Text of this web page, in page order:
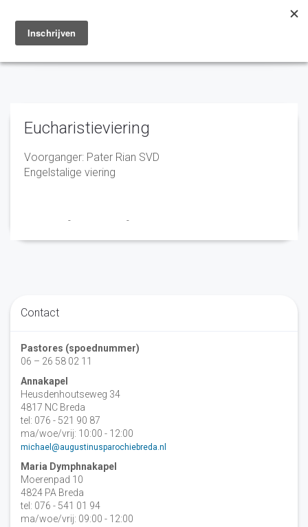
Toggle
navigation
Eucharistieviering
Voorganger: Pater Rian SVD
Engelstalige viering
- -
Contact
Pastores (spoednummer)
06 – 26 58 02 11
Annakapel
Heusdenhoutseweg 34
4817 NC Breda
tel: 076 - 521 90 87
ma/woe/vrij: 10:00 - 12:00
michael@augustinusparochiebreda.nl
Maria Dymphnakapel
Moerenpad 10
4824 PA Breda
tel: 076 - 541 01 94
ma/woe/vrij: 09:00 - 12:00